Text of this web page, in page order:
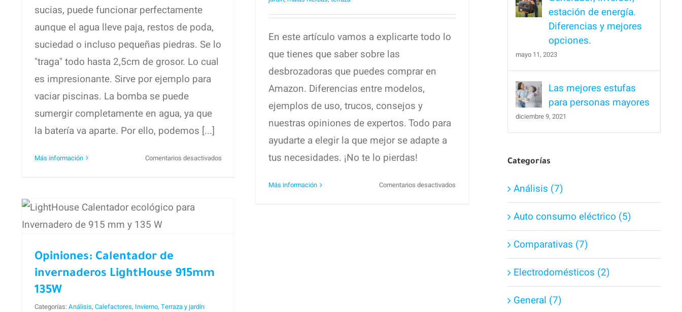
sucias, puede funcionar perfectamente
aunque el agua lleve paja, restos de poda,
suciedad o incluso pequeñas piedras. Se lo
"traga" todo hasta 2,5cm de grosor. Lo cual
es impresionante. Sirve por ejemplo para
vaciar piscinas. La bomba se puede
sumergir completamente en agua, ya que
la batería va aparte. Por ello, podemos [...]
Más información Comentarios desactivados
En este artículo vamos a explicarte todo lo
que tienes que saber sobre las
desbrozadoras que puedes comprar en
Amazon. Diferencias entre modelos,
ejemplos de uso, trucos, consejos y
nuestras opiniones de expertos. Todo para
ayudarte a elegir la que mejor se adapte a
tus necesidades. ¡No te lo pierdas!
Más información Comentarios desactivados
Opiniones: Calentador de
invernaderos LightHouse
Opiniones: Calentador de
invernaderos LightHouse 915mm
135W
Categorías:Análisis, Calefactores, Invierno, Terraza y jardín
estación de energía.
Diferencias y mejores
opciones.
mayo 11, 2023
Las mejores estufas
para personas mayores
diciembre 9, 2021
Categorías
Análisis (7)
Auto consumo eléctrico (5)
Comparativas (7)
Electrodomésticos (2)
General (7)